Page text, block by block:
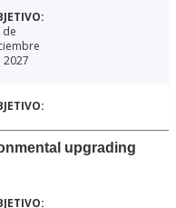
de
2027
upgrading